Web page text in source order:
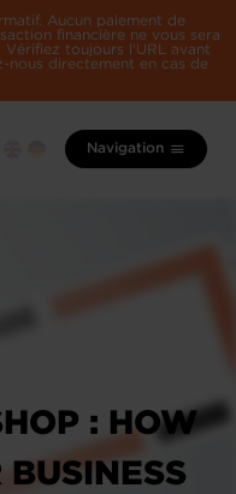
Aucun paiement de
financière ne vous sera
toujours l'URL avant
nous directement en cas de
Navigation
: HOW
BUSINESS